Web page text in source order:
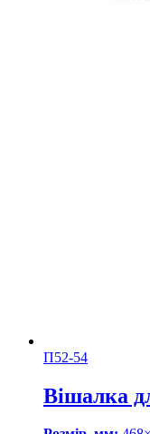
П52-54
Вішалка